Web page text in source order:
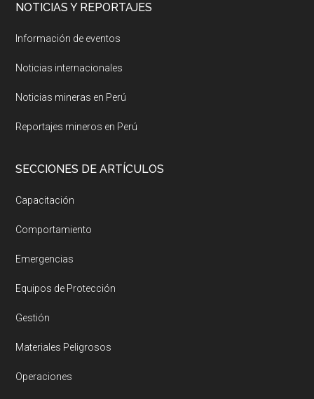
NOTICIAS Y REPORTAJES
Información de eventos
Noticias internacionales
Noticias mineras en Perú
Reportajes mineros en Perú
SECCIONES DE ARTÍCULOS
Capacitación
Comportamiento
Emergencias
Equipos de Protección
Gestión
Materiales Peligrosos
Operaciones